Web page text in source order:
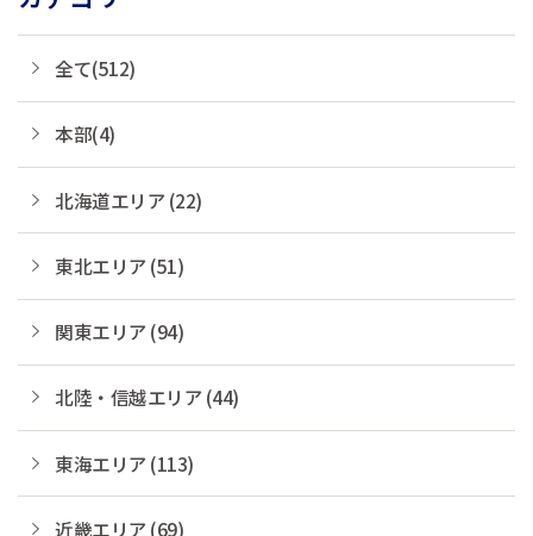
全て(512)
本部(4)
北海道エリア (22)
東北エリア (51)
関東エリア (94)
北陸・信越エリア (44)
東海エリア (113)
近畿エリア (69)